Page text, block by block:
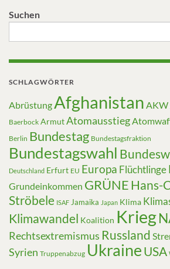
Suchen
SCHLAGWÖRTER
Abrüstung Afghanistan AKW
Baerbock ArmutAtomausstieg
Berlin Bundestag Bundestagsfraktion
Bundestagswahl
Deutschland Erfurt EU Europa Flüchtlinge
Grundeinkommen GRÜNE Hans-
Ströbele ISAF Jamaika Japan Klima
Klimawandel Koalition Krieg
Rechtsextremismus Russland
Syrien Truppenabzug UkraineUSA